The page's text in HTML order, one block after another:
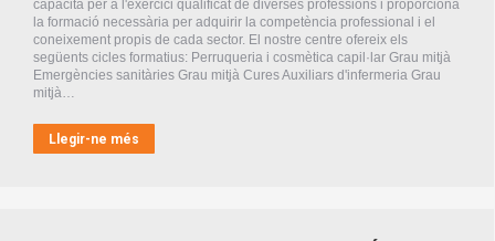
capacita per a l'exercici qualificat de diverses professions i proporciona
la formació necessària per adquirir la competència professional i el
coneixement propis de cada sector. El nostre centre ofereix els
següents cicles formatius: Perruqueria i cosmètica capil·lar Grau mitjà
Emergències sanitàries Grau mitjà Cures Auxiliars d'infermeria Grau
mitjà…
Llegir-ne més